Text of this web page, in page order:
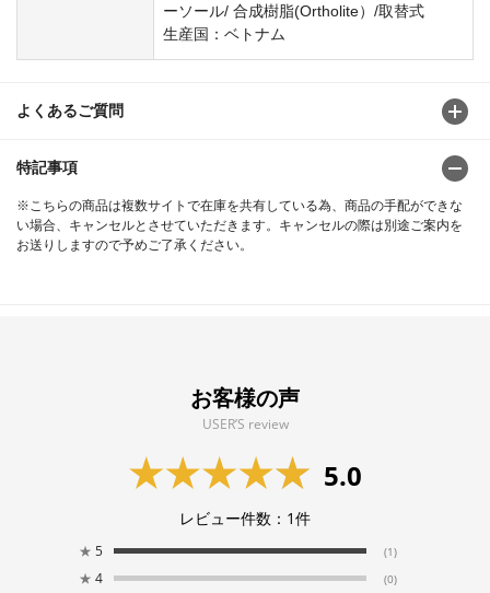
ーソール/ 合成樹脂(Ortholite）/取替式
生産国：ベトナム
よくあるご質問
特記事項
※こちらの商品は複数サイトで在庫を共有している為、商品の手配ができな
い場合、キャンセルとさせていただきます。キャンセルの際は別途ご案内を
お送りしますので予めご了承ください。
お客様の声
USER’S review
5.0
レビュー件数： 1件
★ 5 (1)
★ 4 (0)